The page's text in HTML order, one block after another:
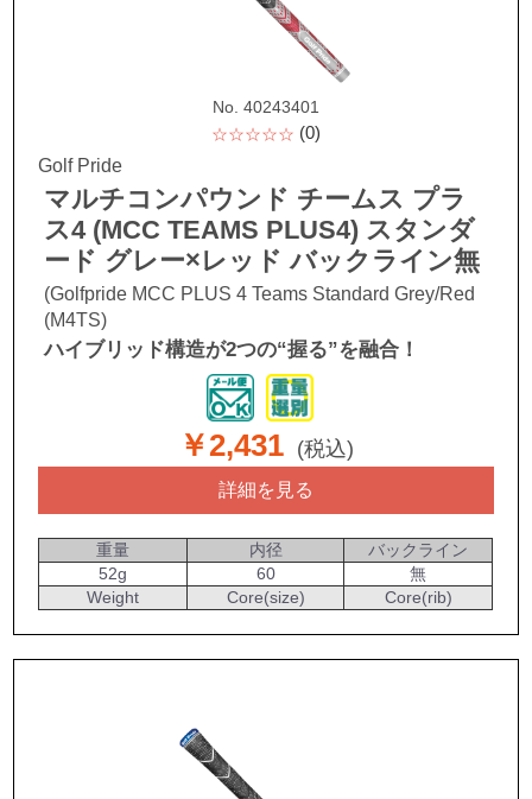
No. 40243401
☆☆☆☆☆ (0)
Golf Pride
マルチコンパウンド チームス プラ
ス4 (MCC TEAMS PLUS4) スタンダ
ード グレー×レッド バックライン無
(Golfpride MCC PLUS 4 Teams Standard Grey/Red
(M4TS)
ハイブリッド構造が2つの“握る”を融合！
￥2,431 (税込)
詳細を見る
重量 内径
バックライン
52g
60
無
Weight
Core(size) Core(rib)